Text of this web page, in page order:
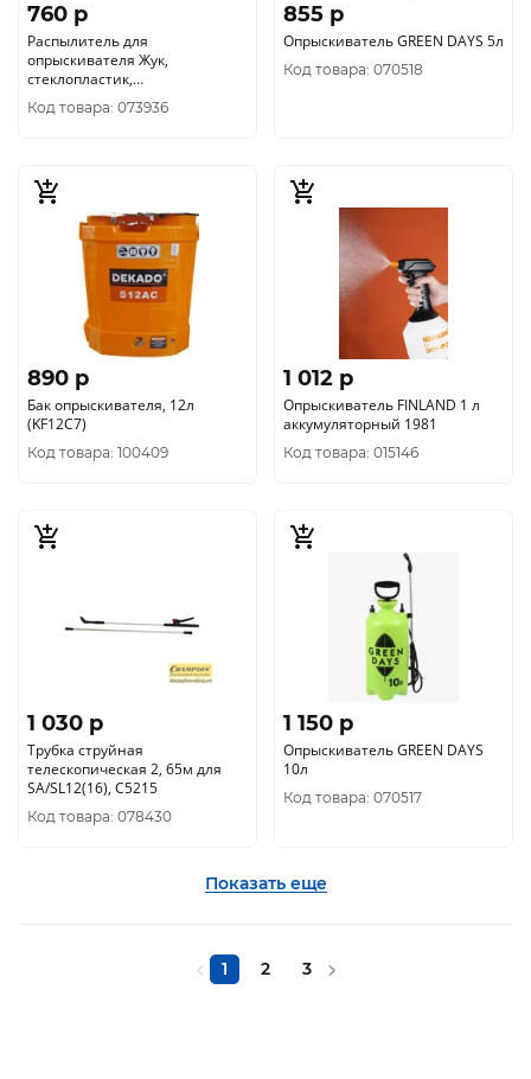
760 p
Распылитель для
опрыскивателя Жук,
стеклопластик,
телескопическая штанга, 1260-
3000 мм, 4960-00
Код товара: 073936
855 p
Опрыскиватель GREEN DAYS 5л
Код товара: 070518
890 p
Бак опрыскивателя, 12л
(KF12C7)
Код товара: 100409
1 012 p
Опрыскиватель FINLAND 1 л
аккумуляторный 1981
Код товара: 015146
1 030 p
Трубка струйная
телескопическая 2, 65м для
SA/SL12(16), C5215
Код товара: 078430
1 150 p
Опрыскиватель GREEN DAYS
10л
Код товара: 070517
Показать еще
1 2 3